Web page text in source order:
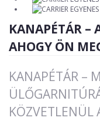
KANAPÉTÁR –
AHOGY ÖN
KANAPÉTÁR –
KÖZVETLENÜL